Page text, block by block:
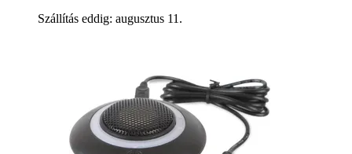
Szállítás eddig: augusztus 11.